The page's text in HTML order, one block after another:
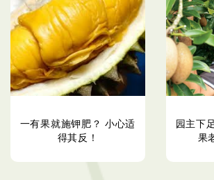
一有果就施钾肥？ 小心适
得其反！
园主下
果